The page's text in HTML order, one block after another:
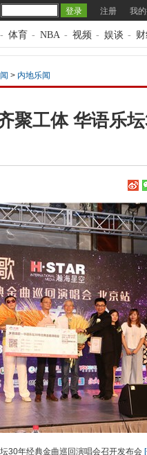
注册 我
- 体育 - NBA - 视频 - 娱谈 -
> 内地乐闻
聚工体 华语乐
30年经典金曲巡回演唱会召开发布会